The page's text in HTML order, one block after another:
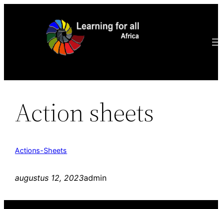
Action sheets
Actions-Sheets
augustus 12, 2023admin